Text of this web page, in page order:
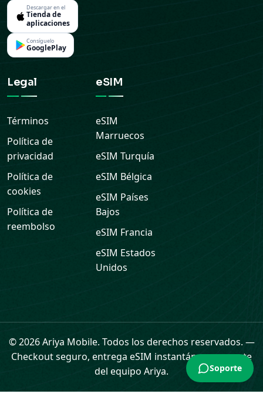
Descargar en el
Tienda de
aplicaciones
Consíguelo
GooglePlay
Legal
Términos
Política de
privacidad
Política de
cookies
Política de
reembolso
eSIM
eSIM
Marruecos
eSIMTurquía
eSIM Bélgica
eSIM Países
Bajos
eSIM Francia
eSIM Estados
Unidos
© 2026 Ariya Mobile. Todos los derechos reservados. —
Checkout seguro, entrega eSIM instantánea y soporte
del equipo Ariya.
Tarjetas regalo Datos
Soporte